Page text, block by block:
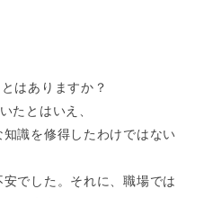
はありますか？
たとはいえ、
識を修得したわけではない
でした。それに、職場では